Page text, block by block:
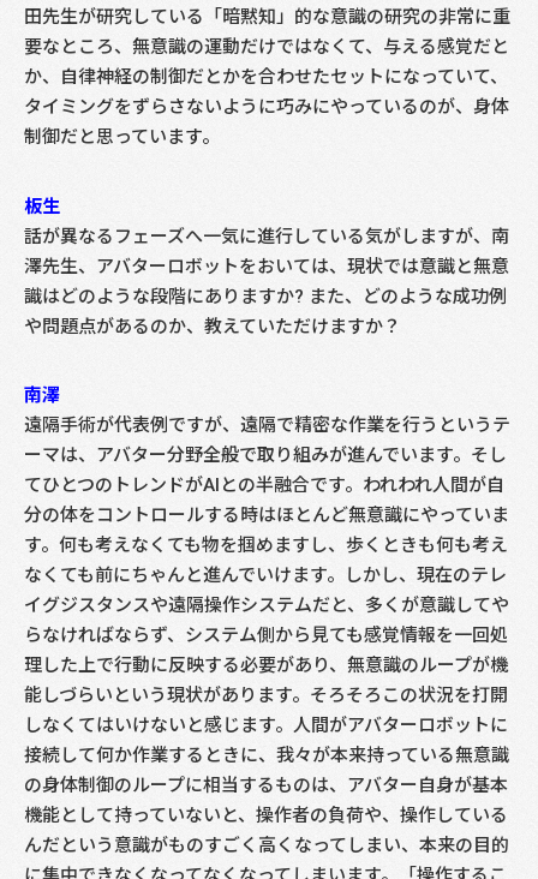
田先生が研究している「暗黙知」的な意識の研究の非常に重
要なところ、無意識の運動だけではなくて、与える感覚だと
か、自律神経の制御だとかを合わせたセットになっていて、
タイミングをずらさないように巧みにやっているのが、身体
制御だと思っています。
板生
話が異なるフェーズへ一気に進行している気がしますが、南
澤先生、アバターロボットをおいては、現状では意識と無意
識はどのような段階にありますか? また、どのような成功例
や問題点があるのか、教えていただけますか？
南澤
遠隔手術が代表例ですが、遠隔で精密な作業を行うというテ
ーマは、アバター分野全般で取り組みが進んでいます。そし
てひとつのトレンドがAIとの半融合です。われわれ人間が自
分の体をコントロールする時はほとんど無意識にやっていま
す。何も考えなくても物を掴めますし、歩くときも何も考え
なくても前にちゃんと進んでいけます。しかし、現在のテレ
イグジスタンスや遠隔操作システムだと、多くが意識してや
らなければならず、システム側から見ても感覚情報を一回処
理した上で行動に反映する必要があり、無意識のループが機
能しづらいという現状があります。そろそろこの状況を打開
しなくてはいけないと感じます。人間がアバターロボットに
接続して何か作業するときに、我々が本来持っている無意識
の身体制御のループに相当するものは、アバター自身が基本
機能として持っていないと、操作者の負荷や、操作している
んだという意識がものすごく高くなってしまい、本来の目的
に集中できなくなってなくなってしまいます。「操作するこ